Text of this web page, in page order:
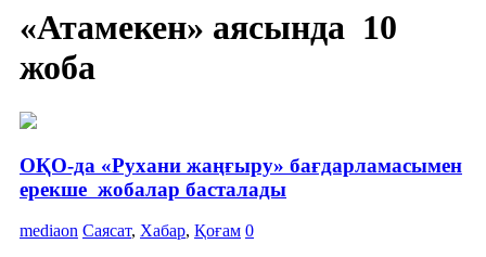
«Атамекен» аясында 10
жоба
ОҚО-да «Рухани жаңғыру» бағдарламасымен
ерекше жобалар басталады
mediaon Саясат, Хабар, Қоғам 0